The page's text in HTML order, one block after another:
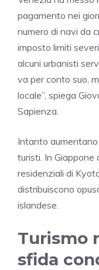
pagamento nei
numero di navi da
imposto limiti
alcuni urbanisti
va per conto suo,
locale”, spiega
Sapienza.
Intanto
turisti. In Giappone
residenziali di
distribuiscono
islandese.
Turismo
sfida